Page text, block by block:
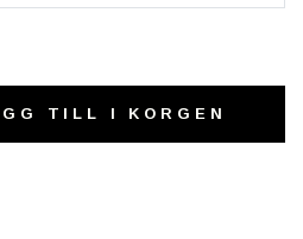
TILL I KORGEN